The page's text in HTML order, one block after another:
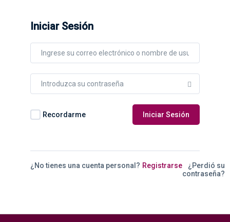
Iniciar Sesión
Recordarme Iniciar Sesión
¿No tienes una cuenta personal? Registrarse
¿Perdió su
contraseña?